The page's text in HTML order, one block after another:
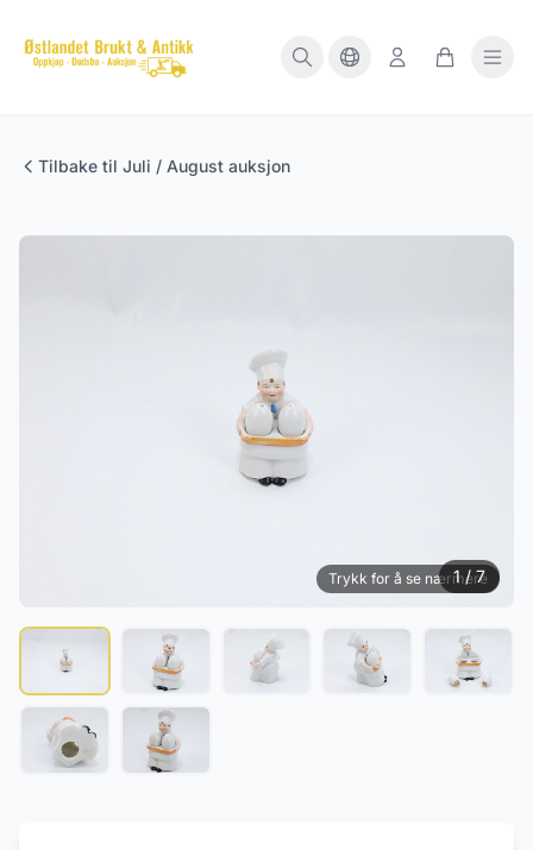
Tilbake til Juli / August auksjon
Trykk for å se nærmere
1 / 7